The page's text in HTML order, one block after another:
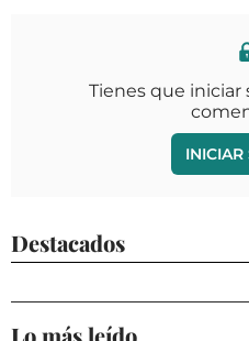
Tienes que iniciar
INICIAR
Destacados
Lo más leído